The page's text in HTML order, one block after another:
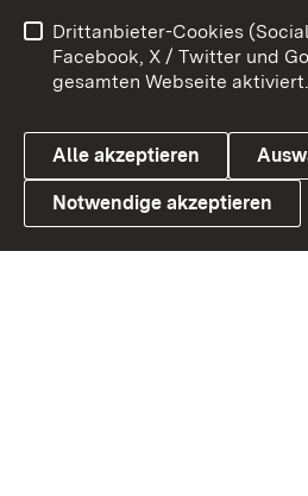
Link zum Landesportal
Barrierefreiheit
Cookies
Drittanbieter-Cookies
Facebook, X / Twitter und
gesamten Webseite
Alle akzeptieren
Notwendige akzeptieren